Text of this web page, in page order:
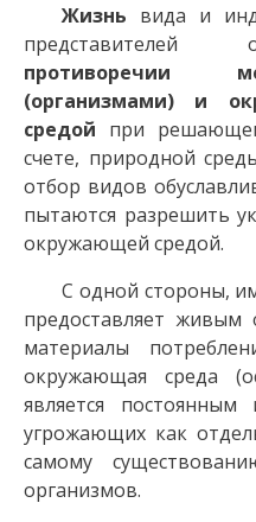
Жизнь вида и
представителей
противоречии
(организмами) и
средой при
счете, природной
отбор видов
пытаются разрешить
окружающей средой.
С одной стороны,
предоставляет
материалы
окружающая среда
является постоянным
угрожающих как
самому
организмов.